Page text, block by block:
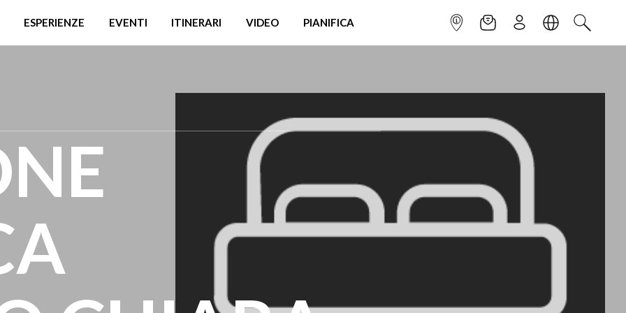
ESPERIENZE EVENTI ITINERARI VIDEO PIANIFICA INFOPOINTNEWSLETTER
ISCRIVITILINGUACERCA